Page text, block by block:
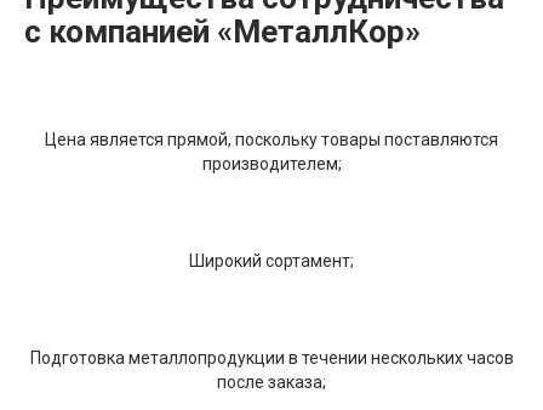
с компанией «МеталлКор»
Цена является прямой, поскольку товары поставляются
производителем;
Широкий сортамент;
Подготовка металлопродукции в течении нескольких часов
после заказа;